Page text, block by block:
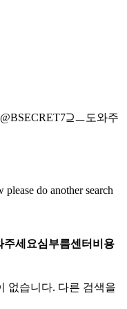
@BSECRET7⊇ㅡ도와주
do another search
세요심부름센터비용
없습니다. 다른 검색을